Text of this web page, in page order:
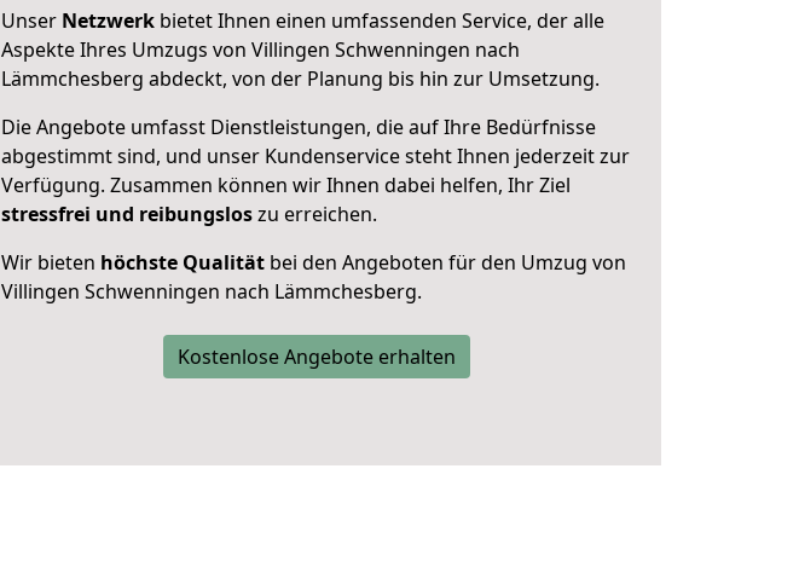
Unser Netzwerk bietet Ihnen einen umfassenden Service, der alle
Aspekte Ihres Umzugs von Villingen Schwenningen nach
Lämmchesberg abdeckt, von der Planung bis hin zur Umsetzung.
Die Angebote umfasst Dienstleistungen, die auf Ihre Bedürfnisse
abgestimmt sind, und unser Kundenservice steht Ihnen jederzeit zur
Verfügung. Zusammen können wir Ihnen dabei helfen, Ihr Ziel
stressfrei und reibungsloszu erreichen.
Wir bieten höchste Qualität bei den Angeboten für den Umzug von
Villingen Schwenningen nach Lämmchesberg.
Kostenlose Angebote erhalten